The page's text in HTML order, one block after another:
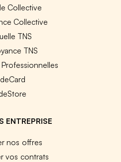
Collective
Collective
TNS
TNS
ENTREPRISE
nos offres
vos contrats